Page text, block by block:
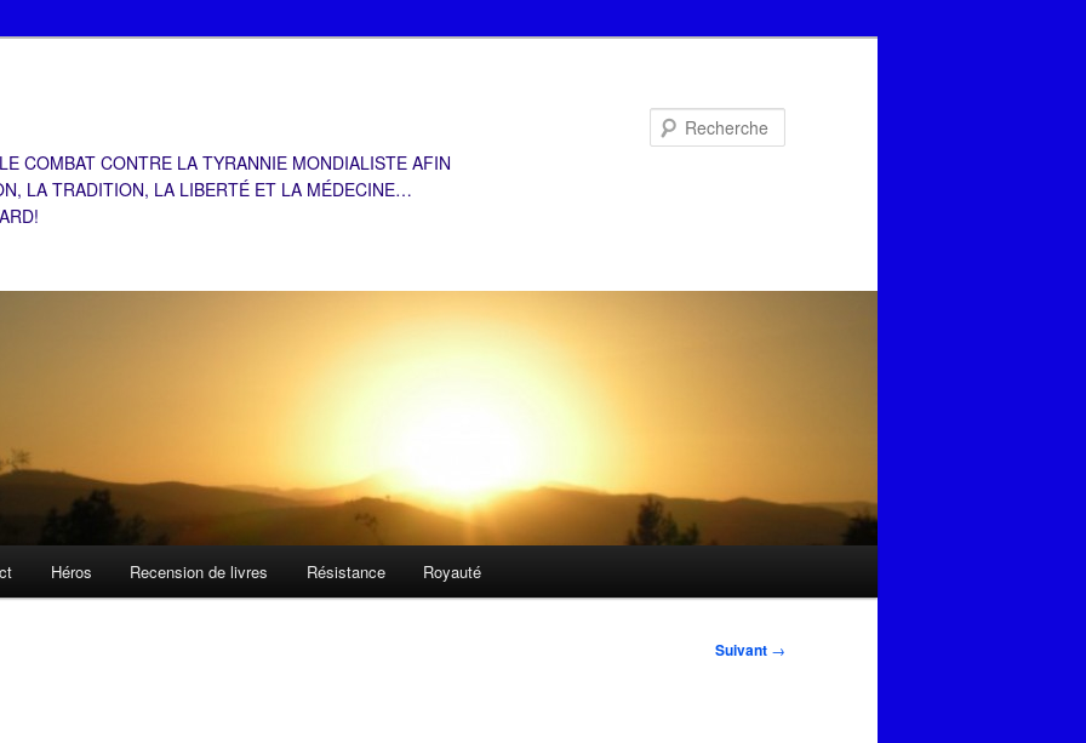
COMBAT CONTRE LA TYRANNIE MONDIALISTE AFIN
LA TRADITION, LA LIBERTÉ ET LA MÉDECINE…
Héros Recension de livres Résistance Royauté
Suivant →